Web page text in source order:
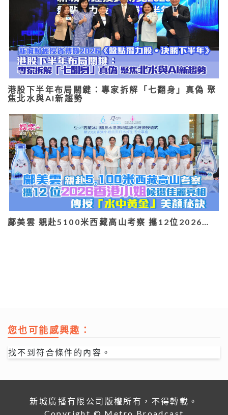
港股下半年布局關鍵：專家拆解「七翻身」真偽 聚
焦北水與AI新趨勢
鄺美雲 親赴5100米西藏高山考察 攜12位2026…
您也可能感興趣：
找不到符合條件的內容。
新城廣播有限公司版權所有，不得轉載。